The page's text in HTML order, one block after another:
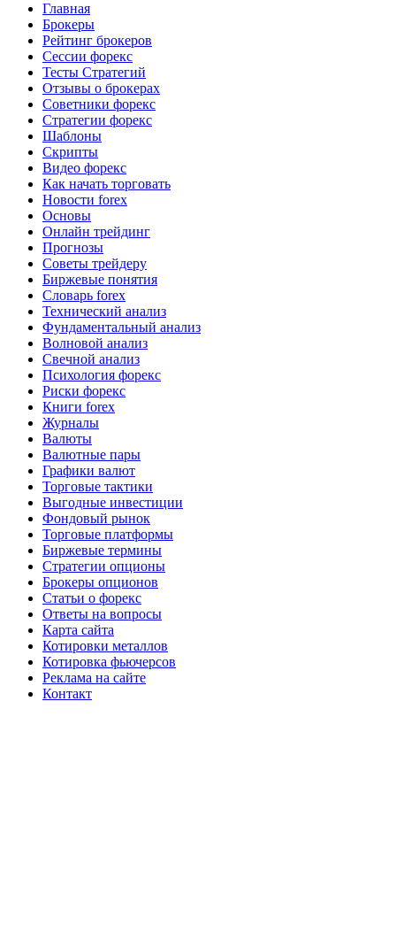
Главная
Брокеры
Рейтинг брокеров
Сессии форекс
Тесты Стратегий
Отзывы о брокерах
Советники форекс
Стратегии форекс
Шаблоны
Скрипты
Видео форекс
Как начать торговать
Новости forex
Основы
Онлайн трейдинг
Прогнозы
Советы трейдеру
Биржевые понятия
Словарь forex
Технический анализ
Фундаментальный анализ
Волновой анализ
Свечной анализ
Психология форекс
Риски форекс
Книги forex
Журналы
Валюты
Валютные пары
Графики валют
Торговые тактики
Выгодные инвестиции
Фондовый рынок
Торговые платформы
Биржевые термины
Стратегии опционы
Брокеры опционов
Статьи о форекс
Ответы на вопросы
Карта сайта
Котировки металлов
Котировка фьючерсов
Реклама на сайте
Контакт